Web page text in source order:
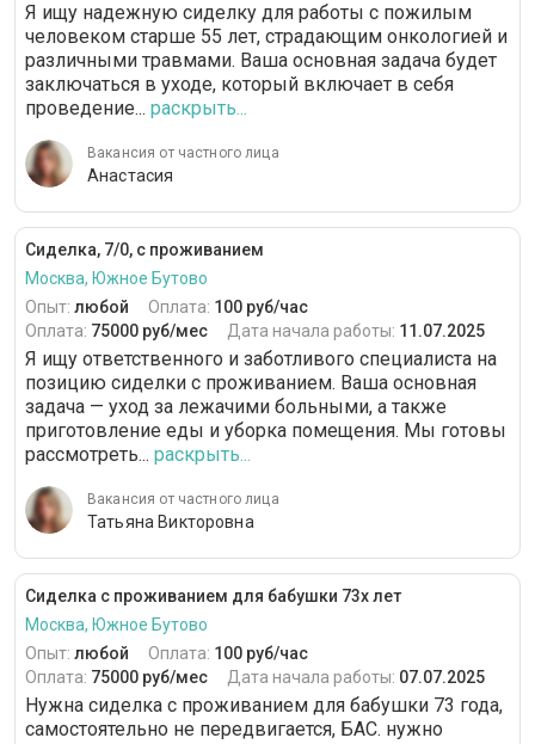
Я ищу надежную сиделку для работы с пожилым
человеком старше 55 лет, страдающим онкологией и
различными травмами. Ваша основная задача будет
заключаться в уходе, который включает в себя
проведение... раскрыть...
Вакансия от частного лица
Анастасия
Сиделка, 7/0, с проживанием
Москва, Южное Бутово
Опыт: любой Оплата: 100 руб/час
Оплата: 75000 руб/мес Дата начала работы: 11.07.2025
Я ищу ответственного и заботливого специалиста на
позицию сиделки с проживанием. Ваша основная
задача — уход за лежачими больными, а также
приготовление еды и уборка помещения. Мы готовы
рассмотреть... раскрыть...
Вакансия от частного лица
Татьяна Викторовна
Сиделка с проживанием для бабушки 73х лет
Москва, Южное Бутово
Опыт: любой Оплата: 100 руб/час
Оплата: 75000 руб/мес Дата начала работы: 07.07.2025
Нужна сиделка с проживанием для бабушки 73 года,
самостоятельно не передвигается, БАС. нужно